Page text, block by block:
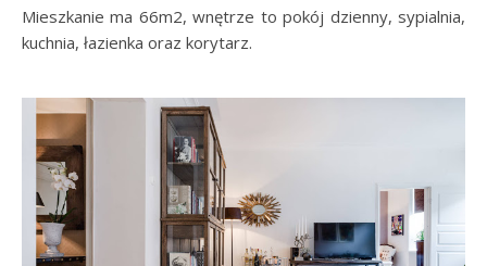
Mieszkanie ma 66m2, wnętrze to pokój dzienny, sypialnia,
kuchnia, łazienka oraz korytarz.